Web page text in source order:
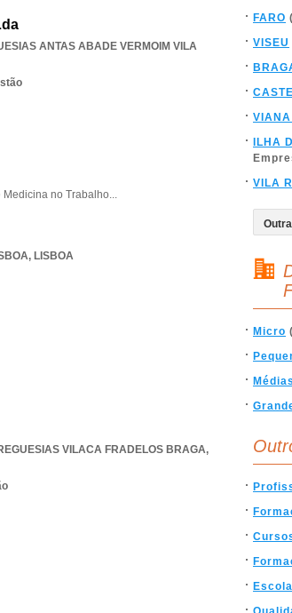
ANTAS ABADE VERMOIM VILA
Medicina no Trabalho...
, LISBOA
VILACA FRADELOS BRAGA,
FARO
VISEU
ILHA
VILA
Micro
Médias
Escola